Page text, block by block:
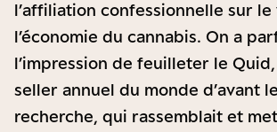
l’affiliation confessionnelle sur le
l’économie du cannabis. On a
l’impression de feuilleter le
seller annuel du monde d’avant
recherche, qui rassemblait et